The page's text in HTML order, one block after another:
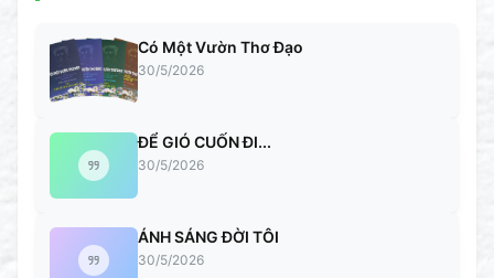
Có Một Vườn Thơ Đạo
30/5/2026
ĐỂ GIÓ CUỐN ĐI...
30/5/2026
ÁNH SÁNG ĐỜI TÔI
30/5/2026